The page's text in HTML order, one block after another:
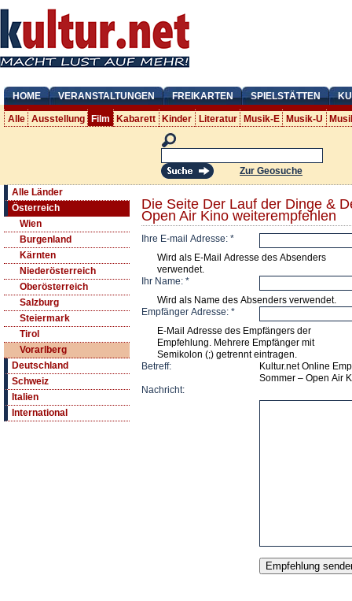
HOME VERANSTALTUNGEN FREIKARTEN SPIELSTÄTTEN
Alle Ausstellung Film Kabarett Kinder Literatur Musik-E Musik-U
Zur Geosuche
Alle Länder
Österreich
Wien
Burgenland
Kärnten
Niederösterreich
Oberösterreich
Salzburg
Steiermark
Tirol
Vorarlberg
Deutschland
Schweiz
Italien
International
Die Seite Der Lauf der Dinge &
Open Air Kino weiterempfehlen
Ihre E-mail Adresse: *
Wird als E-Mail Adresse des Absenders
verwendet.
Ihr Name: *
Wird als Name des Absenders verwendet.
Empfänger Adresse: *
E-Mail Adresse des Empfängers der
Empfehlung. Mehrere Empfänger mit
Semikolon (;) getrennt eintragen.
Betreff:
Kultur.net Online
Sommer – Open Air
Nachricht: